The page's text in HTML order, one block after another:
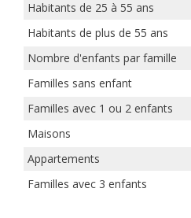
Habitants de 25 à 55 ans
Habitants de plus de 55 ans
Nombre d'enfants par famille
Familles sans enfant
Familles avec 1 ou 2 enfants
Maisons
Appartements
Familles avec 3 enfants